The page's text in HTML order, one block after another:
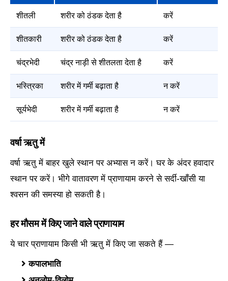
शीतली शरीर को ठंडक देता है करें
शीतकारी शरीर को ठंडक देता है करें
चंद्रभेदी चंद्र नाड़ी से शीतलता देता है करें
भस्त्रिका शरीर में गर्मी बढ़ाता है न करें
सूर्यभेदी शरीर में गर्मी बढ़ाता है न करें
वर्षा ऋतु में
वर्षा ऋतु में बाहर खुले स्थान पर अभ्यास न करें। घर के अंदर हवादार
स्थान पर करें। भीगे वातावरण में प्राणायाम करने से सर्दी-खाँसी या
श्वसन की समस्या हो सकती है।
हर मौसम में किए जाने वाले प्राणायाम
ये चार प्राणायाम किसी भी ऋतु में किए जा सकते हैं —
कपालभाति